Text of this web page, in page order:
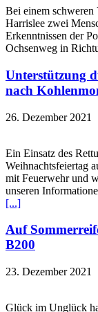
Bei einem
Harrislee zwei
Erkenntnissen der
Ochsenweg in
Unterstützung
nach
26. Dezember 2021
Ein Einsatz des
Weihnachtsfeiertag
mit Feuerwehr und
unseren
[...]
Auf
B200
23. Dezember 2021
Glück im Unglück